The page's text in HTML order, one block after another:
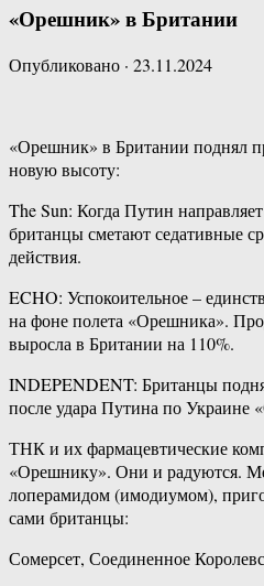
«Орешник» в Британии
Опубликовано · 23.11.2024
«Орешник» в Британии поднял
новую высоту:
The Sun: Когда Путин
британцы сметают седативные
действия.
ECHO: Успокоительное –
на фоне полета «Орешника».
выросла в Британии на 110%.
INDEPENDENT: Британцы
после удара Путина по Украине
ТНК и их фармацевтические
«Орешнику». Они и радуются.
лоперамидом (имодиумом),
сами британцы:
Сомерсет, Соединенное